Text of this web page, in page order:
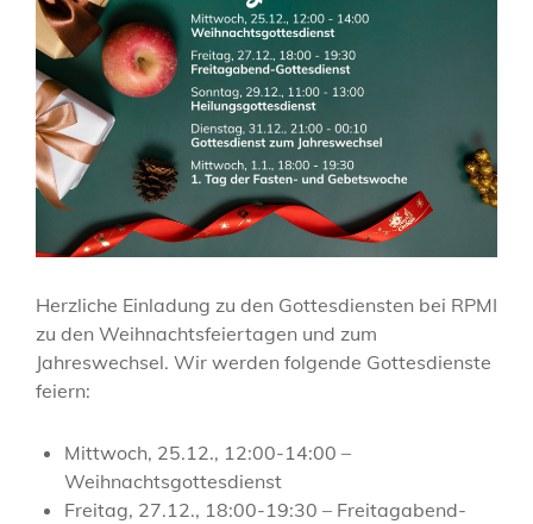
Herzliche Einladung zu den Gottesdiensten bei RPMI
zu den Weihnachtsfeiertagen und zum
Jahreswechsel. Wir werden folgende Gottesdienste
feiern:
Mittwoch, 25.12., 12:00-14:00 –
Weihnachtsgottesdienst
Freitag, 27.12., 18:00-19:30 – Freitagabend-